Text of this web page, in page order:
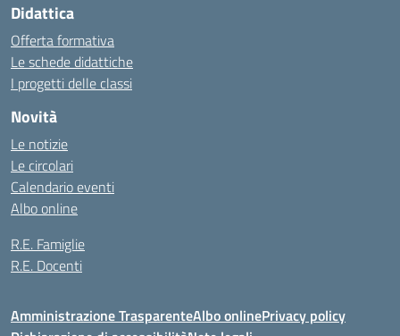
Didattica
Offerta formativa
Le schede didattiche
I progetti delle classi
Novità
Le notizie
Le circolari
Calendario eventi
Albo online
R.E. Famiglie
R.E. Docenti
Amministrazione TrasparenteAlbo onlinePrivacy policy